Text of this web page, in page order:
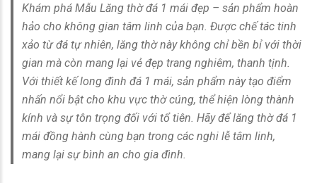
Khám pháMẫu Lăng thờ đá 1 mái đẹp – sản phẩm hoàn
hảo cho không gian tâm linh của bạn. Được chế tác tinh
xảo từ đá tự nhiên, lăng thờ này không chỉ bền bỉ với thời
gian mà còn mang lại vẻ đẹp trang nghiêm, thanh tịnh.
Với thiết kếlong đình đá 1 mái, sản phẩm này tạo điểm
nhấn nổi bật cho khu vực thờ cúng, thể hiện lòng thành
kính và sự tôn trọng đối với tổ tiên. Hãy để lăng thờ đá 1
mái đồng hành cùng bạn trong các nghi lễ tâm linh,
mang lại sự bình an cho gia đình.